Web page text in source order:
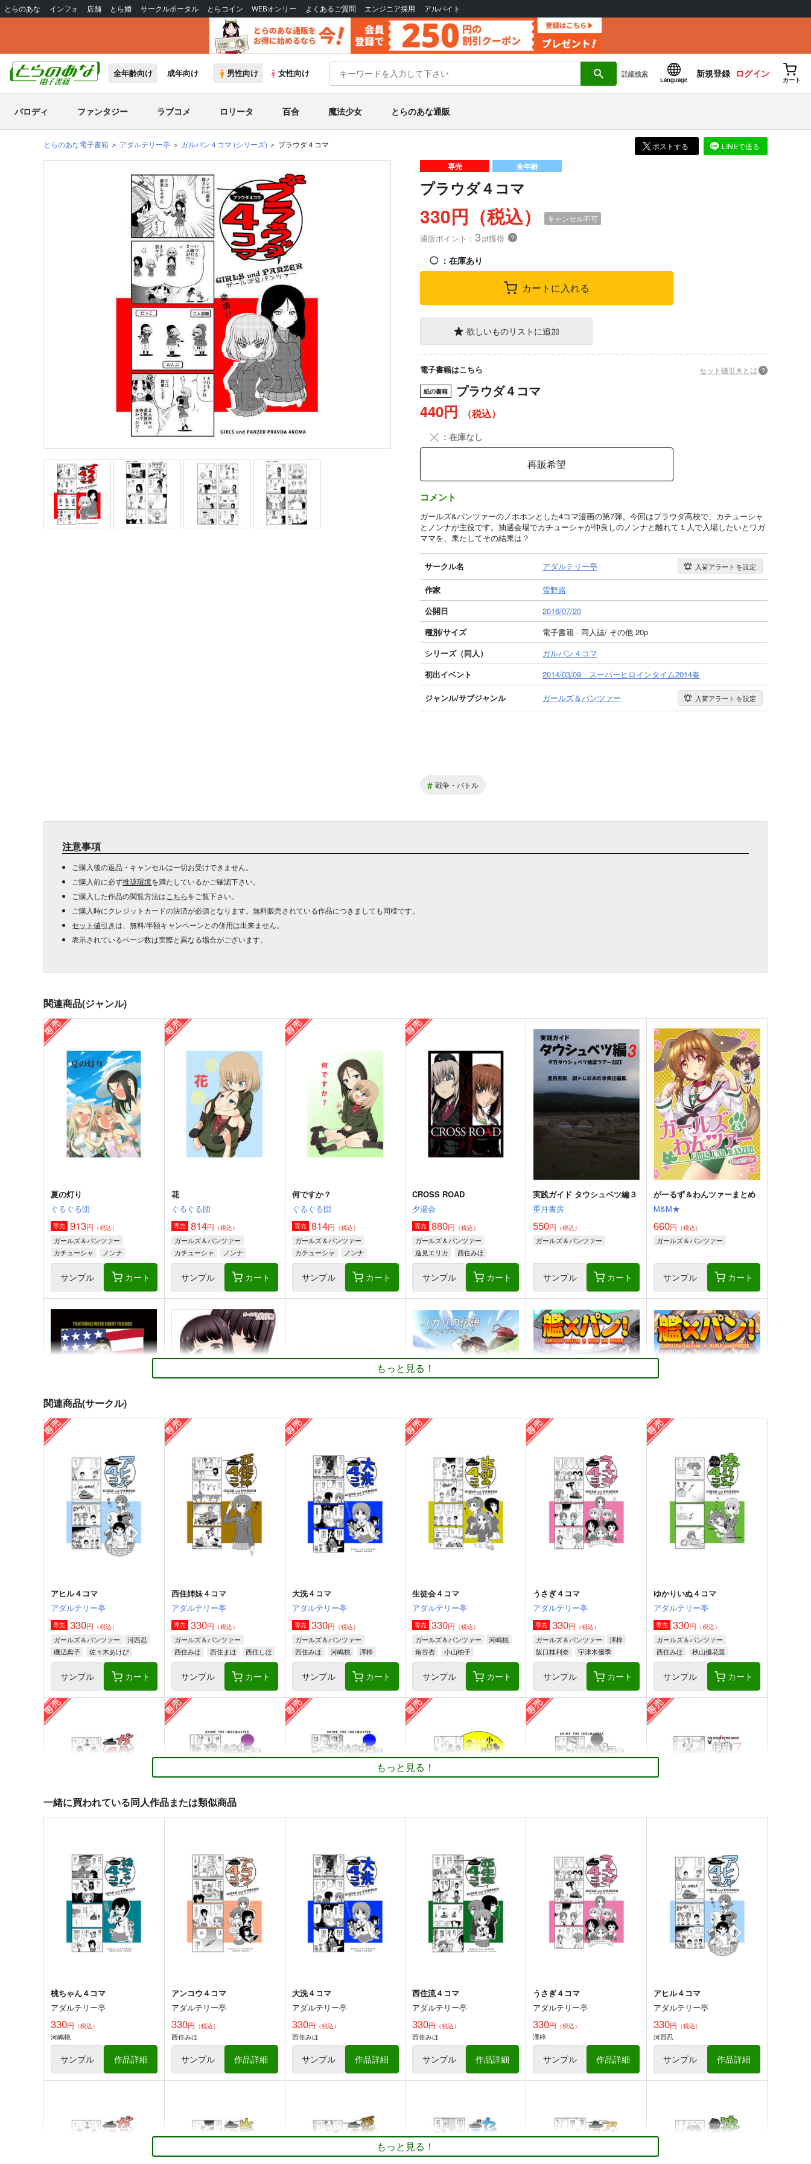
とらのあな インフォ 店舗 とら婚 サークルポータル とらコイン WEBオンリー よくあるご質問 エンジニア採用 アルバイト
全年齢向け 成年向け 男性向け 女性向け 詳細検索
Language
新規登録 ログイン
カート
パロディ ファンタジー ラブコメ ロリータ 百合 魔法少女 とらのあな通販
とらのあな電子書籍 アダルテリー亭 ガルパン４コマ (シリーズ) プラウダ４コマ ポストする LINEで送る
専売 全年齢
プラウダ４コマ
330円（税込） キャンセル不可
通販ポイント： 3pt獲得 ？
◯ ：在庫あり
カートに入れる
欲しいものリストに追加
電子書籍はこちら セット値引きとは ?
紙の書籍 プラウダ４コマ
440円 （税込）
╳ ：在庫なし
再販希望
コメント
ガールズ&パンツァーのノホホンとした4コマ漫画の第7弾。今回はプラウダ高校で、カチューシャ
とノンナが主役です。抽選会場でカチューシャが仲良しのノンナと離れて１人で入場したいとワガ
ママを、果たしてその結果は？
サークル名 アダルテリー亭 入荷アラート を設定
作家
雪野路
公開日
2016/07/20
種別/サイズ
電子書籍 - 同人誌/ その他 20p
シリーズ（同人）
ガルパン４コマ
初出イベント
2014/03/09 スーパーヒロインタイム2014春
ジャンル/サブジャンル ガールズ＆パンツァー 入荷アラート を設定
# 戦争・バトル
注意事項
ご購入後の返品・キャンセルは一切お受けできません。
ご購入前に必ず推奨環境を満たしているかご確認下さい。
ご購入した作品の閲覧方法は こちらをご覧下さい。
ご購入時にクレジットカードの決済が必須となります。無料販売されている作品につきましても同様です。
セット値引きは、無料/半額キャンペーンとの併用は出来ません。
表示されているページ数は実際と異なる場合がございます。
関連商品(ジャンル)
夏の灯り
ぐるぐる団
専売 913円 （税込）
ガールズ＆パンツァー
カチューシャ
ノンナ
クラーラ
サンプル カート
花
ぐるぐる団
専売 814円 （税込）
ガールズ＆パンツァー
カチューシャ
ノンナ
サンプル カート
何ですか？
ぐるぐる団
専売 814円 （税込）
ガールズ＆パンツァー
カチューシャ
ノンナ
サンプル カート
CROSS ROAD
夕湯会
専売 880円 （税込）
ガールズ＆パンツァー
逸見エリカ
西住みほ
赤星小梅
サンプル カート
実践ガイド タウシュベツ編３
重月書房
550円 （税込）
ガールズ＆パンツァー
サンプル カート
がーるず＆わんツァーまとめ
M&M★
660円 （税込）
ガールズ＆パンツァー
サンプル カート
サンダース大戦車軍団
四等兵と愉快な仲間たち
385 円（税込）
ガールズ＆パンツァー
ケイ
逸見エリカ
戦車道とは乙女の健全な心身
を涵養する武道でありこれを
学ぶことで罹患する疾病など
決してあり得ません （戦車道
西住流及び 日本戦車道連盟公
式見解）
邪屋。
円（税込）
ガールズ＆パンツァー
常夫×しほ
がるぱんえほん1～3
きゅうじゅうに
220 円（税込）
ガールズ＆パンツァー
４号戦車
赤星小梅
秋山優花里
ユカリの伝説-ブレスオブザワ
イルド-
きゅうじゅうに
円（税込）
ガールズ＆パンツァー
秋山優花里
磯辺典子
艦×パン！２
ぷりん堂
1,320円（税込）
ガールズ＆パンツァー
西住みほ
お銀さん
艦×パン！総集編
ぷりん堂
1,320円（税込）
ガールズ＆パンツァー
西住 みほ
榛名
2,200 （税込）
ガールズ＆パンツァー
サンプル カート
成1-24
550 円 （税込）
ガールズ＆パンツァー
サンプル カート
ガルパンGP8挑戦者、集う
G-ARTごー
サンプル カート
ガルパンGP7クラーラ、帰還
する
ガールズ＆パンツァー
サンプル カート
成1-24
サンプル カート
ガールズ＆パンツァー
サンプル カート
疼痛 あいの倉
1,203
スペシャル同梱パック
G-ARTごー
ダージリン
ペパロニ
ローズヒップ
成1-24
509
カート
あいの倉
844
磯辺典子
サンプル
ンチョビ、決断する
G-ARTごー
ペパロニ
アンチョビ
ダージリン
滑々饅頭堂
550
もっと見る！
関連商品(サークル)
アヒル４コマ
アダルテリー亭
専売 330円 （税込）
ガールズ＆パンツァー
河西忍
磯辺典子
佐々木あけび
サンプル カート
西住姉妹４コマ
アダルテリー亭
専売 330円 （税込）
ガールズ＆パンツァー
西住みほ
西住まほ 西住しほ
サンプル カート
大洗４コマ
アダルテリー亭
専売 330円 （税込）
ガールズ＆パンツァー
西住みほ
河嶋桃 澤梓
サンプル カート
生徒会４コマ
アダルテリー亭
専売 330円 （税込）
ガールズ＆パンツァー
河嶋桃
角谷杏
小山柚子
サンプル カート
うさぎ４コマ
アダルテリー亭
専売 330円 （税込）
ガールズ＆パンツァー
澤梓
阪口桂利奈
宇津木優季
サンプル カート
ゆかりいぬ４コマ
アダルテリー亭
専売 330円 （税込）
ガールズ＆パンツァー
西住みほ
秋山優花里
ダージリン
サンプル カート
ガルパン４コマ
アダルテリー亭
330円（税込）
ガールズ＆パンツァー
西住みほ
秋山優花里
西住まほ
サンプル
小鳥4コマ 外伝 紫版
アダルテリー亭
330円（税込）
THE IDOLM@STER
音無小鳥
水瀬伊織
双海亜美
サンプル カート
小鳥4コマ 外伝 青版
アダルテリー亭
330円（税込）
音無小鳥
横山奈緒
サンプル
小鳥4コマ 外伝 黄版
アダルテリー亭
330円（税込）
THE IDOLM@STER 音無小鳥
サンプル カート
小鳥４コマ外伝 白版
アダルテリー亭
330円（税込）
THE IDOLM@STER
音無小鳥
双海亜美
双海真美
伊織４コマ
アダルテリー亭
330円（税込）
THE IDOLM@STER
水瀬伊織
北沢志保
天海春香
カート
「スマイルプリキュア」 や
「スマイルプリキュア」 や
「スマイルプリキュア」 やよ
「スマイルプリキュア」 や
アニメ「アイドルマスター」
アニメ「アイドルマスター」
もっと見る！
一緒に買われている同人作品または類似商品
桃ちゃん４コマ
アダルテリー亭
330円 （税込）
河嶋桃
サンプル 作品詳細
アンコウ４コマ
アダルテリー亭
330円 （税込）
西住みほ
サンプル 作品詳細
大洗４コマ
アダルテリー亭
330円 （税込）
西住みほ
サンプル 作品詳細
西住流４コマ
アダルテリー亭
330円 （税込）
西住みほ
サンプル 作品詳細
うさぎ４コマ
アダルテリー亭
330円 （税込）
澤梓
サンプル 作品詳細
アヒル４コマ
アダルテリー亭
330円 （税込）
河西忍
サンプル 作品詳細
もっと見る！